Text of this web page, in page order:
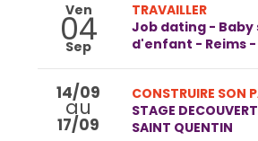
Ven
04
Sep
TRAVAILLER
Job dating -
d'enfant - Reims -
14/09
au
17/09
CONSTRUIRE SON
STAGE
SAINT QUENTIN